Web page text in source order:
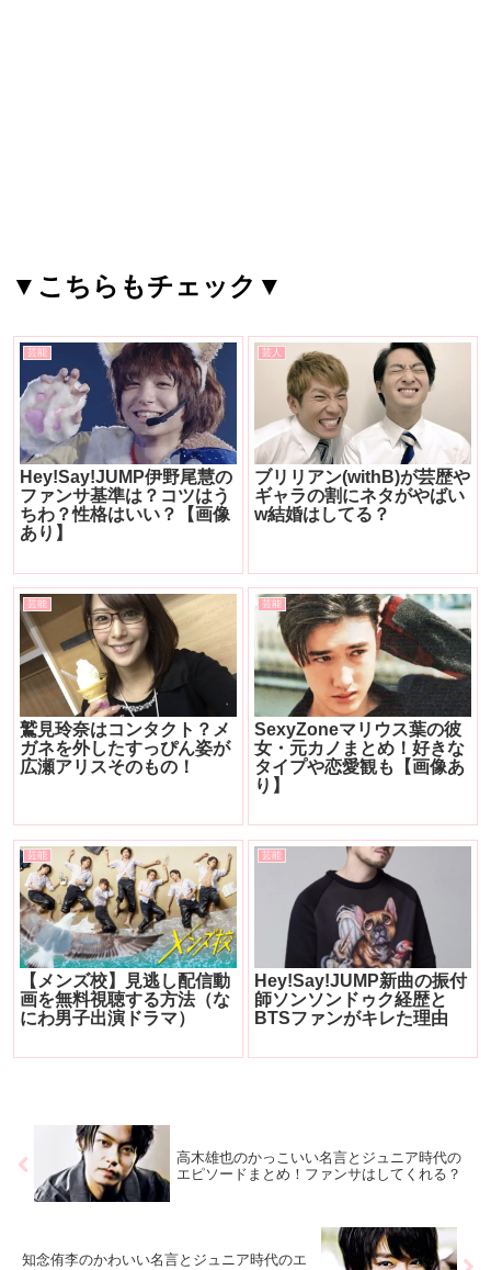
▼こちらもチェック▼
芸能
Hey!Say!JUMP伊野尾慧の
ファンサ基準は？コツはう
ちわ？性格はいい？【画像
あり】
芸人
ブリリアン(withB)が芸歴や
ギャラの割にネタがやばい
w結婚はしてる？
芸能
鷲見玲奈はコンタクト？メ
ガネを外したすっぴん姿が
広瀬アリスそのもの！
芸能
SexyZoneマリウス葉の彼
女・元カノまとめ！好きな
タイプや恋愛観も【画像あ
り】
芸能
【メンズ校】見逃し配信動
画を無料視聴する方法（な
にわ男子出演ドラマ）
芸能
Hey!Say!JUMP新曲の振付
師ソンソンドゥク経歴と
BTSファンがキレた理由
高木雄也のかっこいい名言とジュニア時代の
エピソードまとめ！ファンサはしてくれる？
知念侑李のかわいい名言とジュニア時代のエ